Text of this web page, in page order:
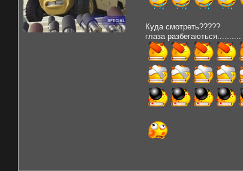
Куда смотреть?????
глаза разбегаються..........